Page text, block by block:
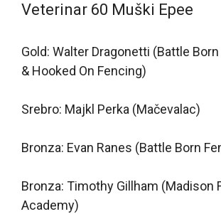
Veterinar 60 Muški Epee
Gold: Walter Dragonetti (Battle
& Hooked On Fencing)
Srebro: Majkl Perka (Mačevalac)
Bronza: Evan Ranes (Battle Born
Bronza: Timothy Gillham (Madison
Academy)